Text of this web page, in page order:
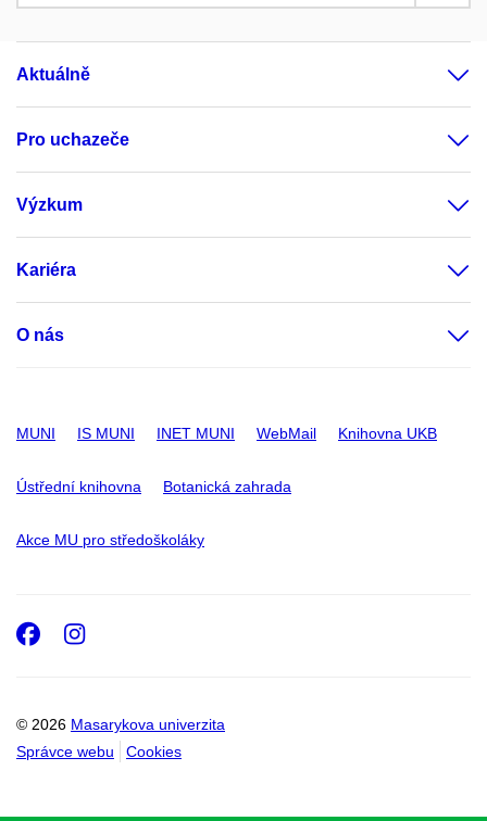
Aktuálně
Pro uchazeče
Výzkum
Kariéra
O nás
MUNI IS MUNI INET MUNI WebMail Knihovna UKB
Ústřední knihovna Botanická zahrada
Akce MU pro středoškoláky
© 2026 Masarykova univerzita
Správce webu
Cookies
Facebook
Instagram